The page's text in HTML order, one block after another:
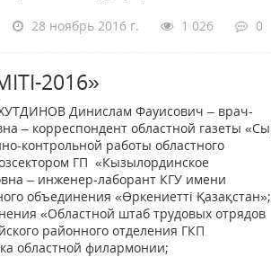
28 ноябрь 2016 г. 1 026 0
2016»
Динислам Фауисович – врач-
– корреспондент областной газеты
контрольной работы областного
ГП «Кызылординское
– инженер-лаборант КГУ имени
объединения «Өркениетті Қазақстан»;
«Областной штаб трудовых отрядов
районного отделения ГКП
областной филармонии;